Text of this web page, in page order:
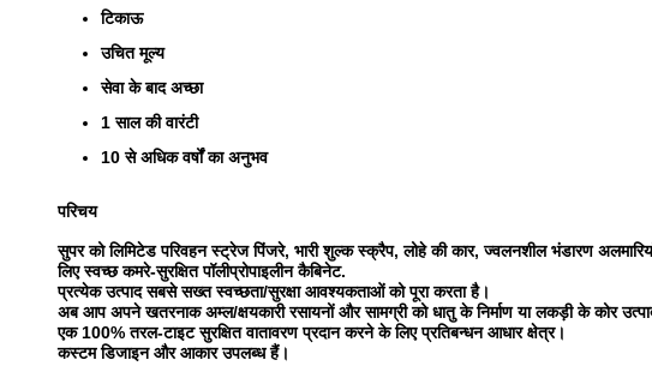
टिकाऊ
उचित मूल्य
सेवा के बाद अच्छा
1 साल की वारंटी
10 से अधिक वर्षों का अनुभव
परिचय
सुपर को लिमिटेड परिवहन स्ट्रेज पिंजरे, भारी शुल्क स्क्रैप, लोहे की कार, ज्वलनशील भंडारण
लिए स्वच्छ कमरे-सुरक्षित पॉलीप्रोपाइलीन कैबिनेट.
प्रत्येक उत्पाद सबसे सख्त स्वच्छता/सुरक्षा आवश्यकताओं को पूरा करता है।
अब आप अपने खतरनाक अम्ल/क्षयकारी रसायनों और सामग्री को धातु के निर्माण या लकड़ी के कोर
एक 100% तरल-टाइट सुरक्षित वातावरण प्रदान करने के लिए प्रतिबन्धन आधार क्षेत्र।
कस्टम डिजाइन और आकार उपलब्ध हैं।